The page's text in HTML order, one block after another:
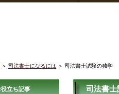
＞ 司法書士になるには ＞ 司法書士試験の独学
司法書
立ち記事